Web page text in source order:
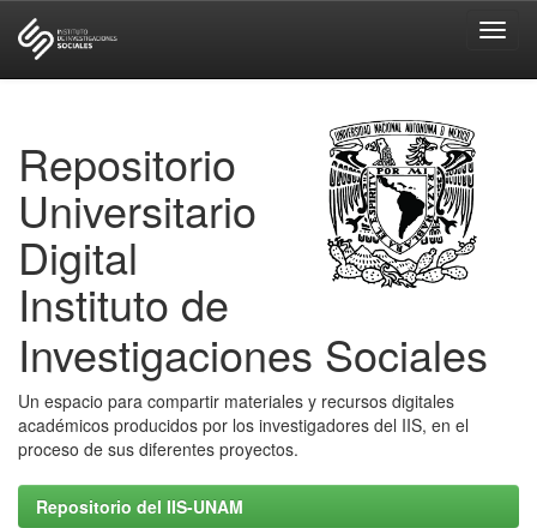
Repositorio
Universitario
Digital
Instituto de
Investigaciones Sociales
Un espacio para compartir materiales y recursos digitales
académicos producidos por los investigadores del IIS, en el
proceso de sus diferentes proyectos.
Repositorio del IIS-UNAM